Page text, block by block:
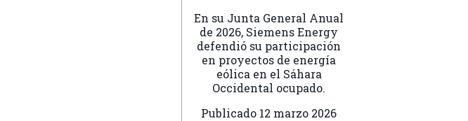
En su Junta General Anual
de 2026, Siemens Energy
defendió su participación
en proyectos de energía
eólica en el Sáhara
Occidental ocupado.
Publicado 12 marzo 2026